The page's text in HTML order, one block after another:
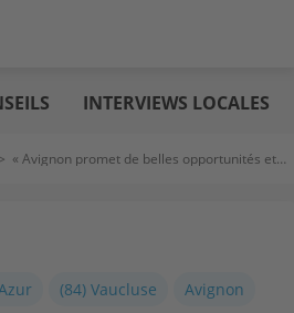
INTERVIEWS LOCALES
> « Avignon promet de belles opportunités et de la rentabilité aux investisseurs »
(84) Vaucluse Avignon